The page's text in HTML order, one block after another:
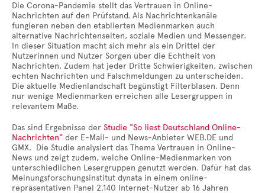
Die Corona-Pandemie stellt das Vertrauen in Online-
Nachrichten auf den Prüfstand. Als Nachrichtenkanäle
fungieren neben den etablierten Medienmarken auch
alternative Nachrichtenseiten, soziale Medien und Messenger.
In dieser Situation macht sich mehr als ein Drittel der
Nutzerinnen und Nutzer Sorgen über die Echtheit von
Nachrichten. Zudem hat jeder Dritte Schwierigkeiten, zwischen
echten Nachrichten und Falschmeldungen zu unterscheiden.
Die aktuelle Medienlandschaft begünstigt Filterblasen. Denn
nur wenige Medienmarken erreichen alle Lesergruppen in
relevantem Maße.
Das sind Ergebnisse der Studie "So liest Deutschland Online-
Nachrichten" der E-Mail- und News-Anbieter WEB.DE und
GMX. Die Studie analysiert das Thema Vertrauen in Online-
News und zeigt zudem, welche Online-Medienmarken von
unterschiedlichen Lesergruppen genutzt werden. Dafür hat das
Meinungsforschungsinstitut dynata in einem online-
repräsentativen Panel 2.140 Internet-Nutzer ab 16 Jahren